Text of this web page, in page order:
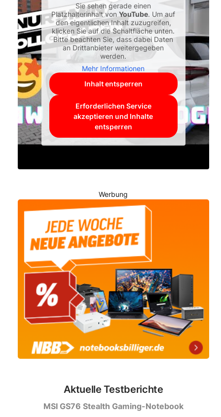
Sie sehen gerade einen
Platzhalterinhalt vonYouTube. Um auf
den eigentlichen Inhalt zuzugreifen,
klicken Sie auf die Schaltfläche unten.
Bitte beachten Sie, dass dabei Daten
an Drittanbieter weitergegeben
werden.
Mehr Informationen
Inhalt entsperren
Erforderlichen Service
akzeptieren und Inhalte
entsperren
Werbung
Aktuelle Testberichte
MSI GS76 Stealth Gaming-Notebook